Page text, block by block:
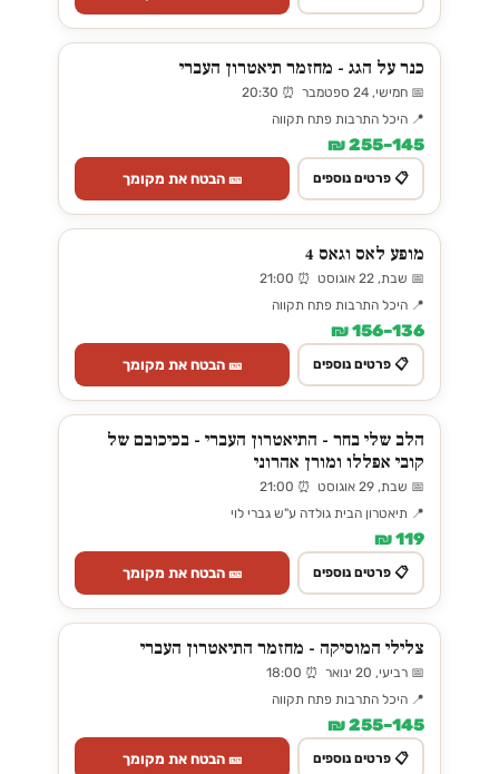
כנר על הגג - מחזמר תיאטרון העברי
📅 חמישי, 24 ספטמבר ⏰ 20:30
📍 היכל התרבות פתח תקווה
145–255 ₪
📋 פרטים נוספים 🎫 הבטח את מקומך
מופע לאס וגאס 4
📅 שבת, 22 אוגוסט ⏰ 21:00
📍 היכל התרבות פתח תקווה
136–156 ₪
📋 פרטים נוספים 🎫 הבטח את מקומך
הלב שלי בחר - התיאטרון העברי - בכיכובם של
קובי אפללו ומורן אהרוני
📅 שבת, 29 אוגוסט ⏰ 21:00
📍 תיאטרון הבית גולדה ע"ש גברי לוי
119 ₪
📋 פרטים נוספים 🎫 הבטח את מקומך
צלילי המוסיקה - מחזמר התיאטרון העברי
📅 רביעי, 20 ינואר ⏰ 18:00
📍 היכל התרבות פתח תקווה
145–255 ₪
📋 פרטים נוספים 🎫 הבטח את מקומך